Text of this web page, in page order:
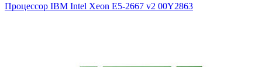
Процессор IBM Intel Xeon E5-2667 v2 00Y2863